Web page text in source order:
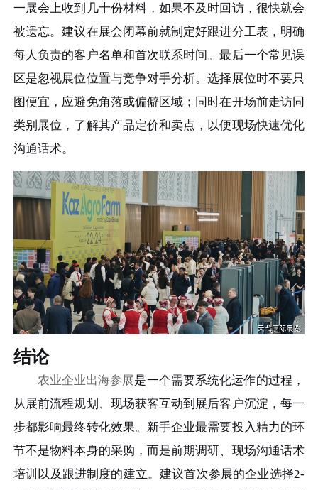
一展会上收到几十份材料，如果不及时回访，很快就会
被遗忘。建议在展会闭幕前就制定好跟进分工表，明确
每人负责的客户名单和首次联系时间。最后一个常见误
区是忽视展位位置与竞争对手分析。选择展位时不要只
图便宜，应避免角落或偏僻区域；同时在开场前走访同
类别展位，了解其产品定价和卖点，以便现场快速优化
沟通话术。
结论
农业企业出海参展是一个需要系统化运作的过程，
从展前流程规划、现场获客互动到展后客户沉淀，每一
步都影响最终转化效果。新手企业最需要投入精力的环
节不是物料本身的采购，而是前期调研、现场沟通话术
培训以及跟进制度的建立。建议首次参展的企业选择2-